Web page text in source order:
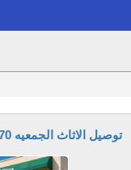
توصيل الاثاث الجمعيه 0538911470